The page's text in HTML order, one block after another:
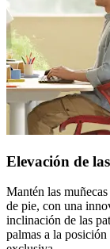
Elevación de
Mantén las
de pie, con una
inclinación de las
palmas a la